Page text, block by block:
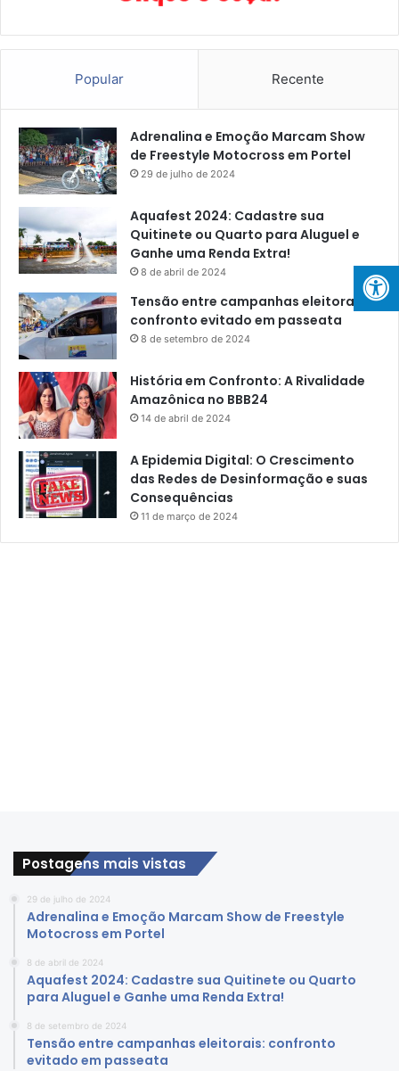
Popular Recente
Adrenalina e Emoção Marcam Show
de Freestyle Motocross em Portel
29 de julho de 2024
Aquafest 2024: Cadastre sua
Quitinete ou Quarto para Aluguel e
Ganhe uma Renda Extra!
8 de abril de 2024
Tensão entre campanhas eleitorais:
confronto evitado em passeata
8 de setembro de 2024
História em Confronto: A Rivalidade
Amazônica no BBB24
14 de abril de 2024
A Epidemia Digital: O Crescimento
das Redes de Desinformação e suas
Consequências
11 de março de 2024
Postagens mais vistas
29 de julho de 2024
Adrenalina e Emoção Marcam Show de Freestyle
Motocross em Portel
8 de abril de 2024
Aquafest 2024: Cadastre sua Quitinete ou Quarto
para Aluguel e Ganhe uma Renda Extra!
8 de setembro de 2024
Tensão entre campanhas eleitorais: confronto
evitado em passeata